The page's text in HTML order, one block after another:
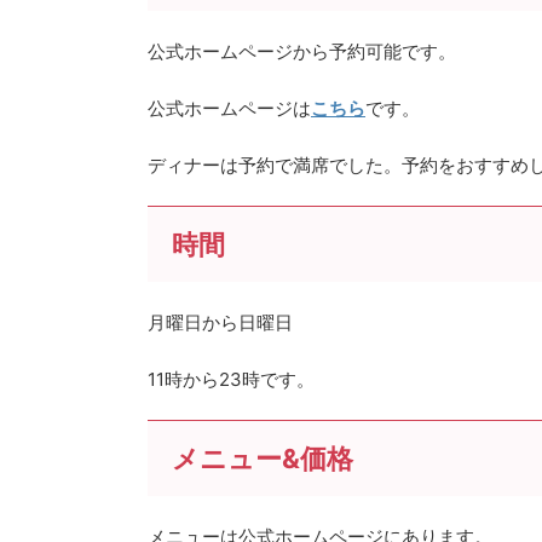
公式ホームページから予約可能です。
公式ホームページはこちらです。
ディナーは予約で満席でした。予約をおすすめ
時間
月曜日から日曜日
11時から23時です。
メニュー&価格
メニューは公式ホームページにあります。